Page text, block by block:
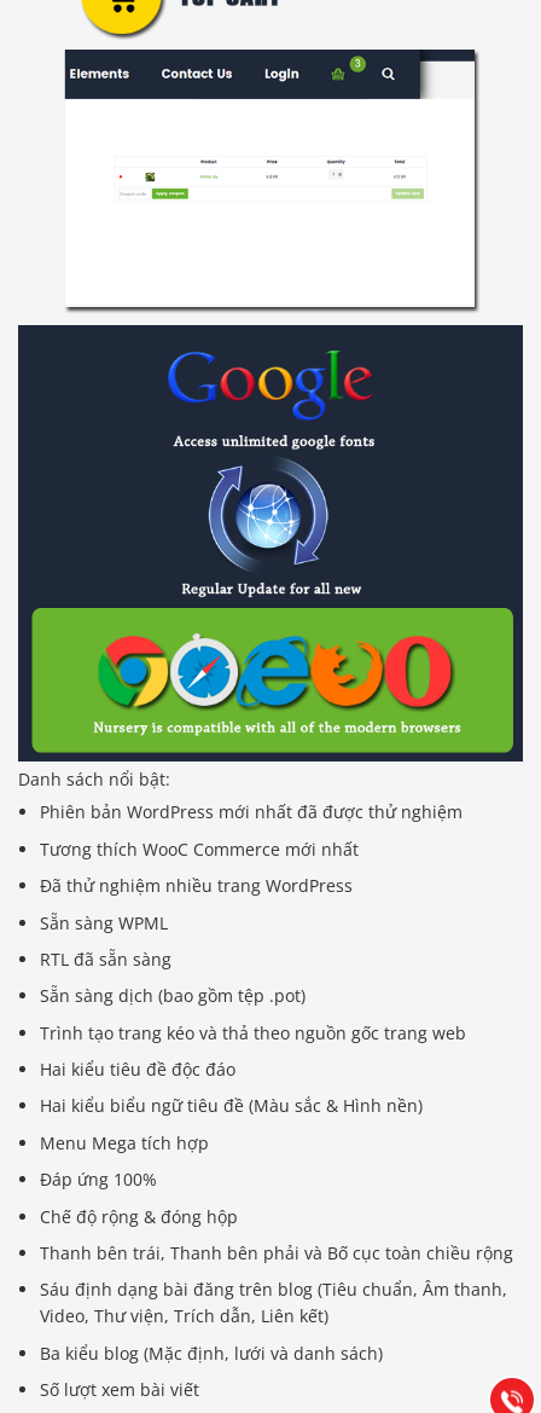
Danh sách nổi bật:
Phiên bản WordPress mới nhất đã được thử nghiệm
Tương thích WooC Commerce mới nhất
Đã thử nghiệm nhiều trang WordPress
Sẵn sàng WPML
RTL đã sẵn sàng
Sẵn sàng dịch (bao gồm tệp .pot)
Trình tạo trang kéo và thả theo nguồn gốc trang web
Hai kiểu tiêu đề độc đáo
Hai kiểu biểu ngữ tiêu đề (Màu sắc & Hình nền)
Menu Mega tích hợp
Đáp ứng 100%
Chế độ rộng & đóng hộp
Thanh bên trái, Thanh bên phải và Bố cục toàn chiều rộng
Sáu định dạng bài đăng trên blog (Tiêu chuẩn, Âm thanh,
Video, Thư viện, Trích dẫn, Liên kết)
Ba kiểu blog (Mặc định, lưới và danh sách)
Số lượt xem bài viết
Gọi
Báo giá & Đặt hàng:
0903.976.769
Hướng dẫn & Hỗ trợ:
(028) 22.166.144